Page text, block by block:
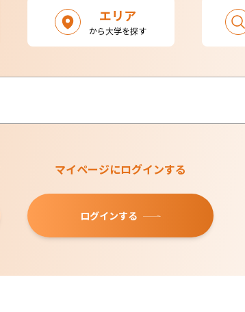
エリア
から大学を探す
マイページにログインする
ログインする